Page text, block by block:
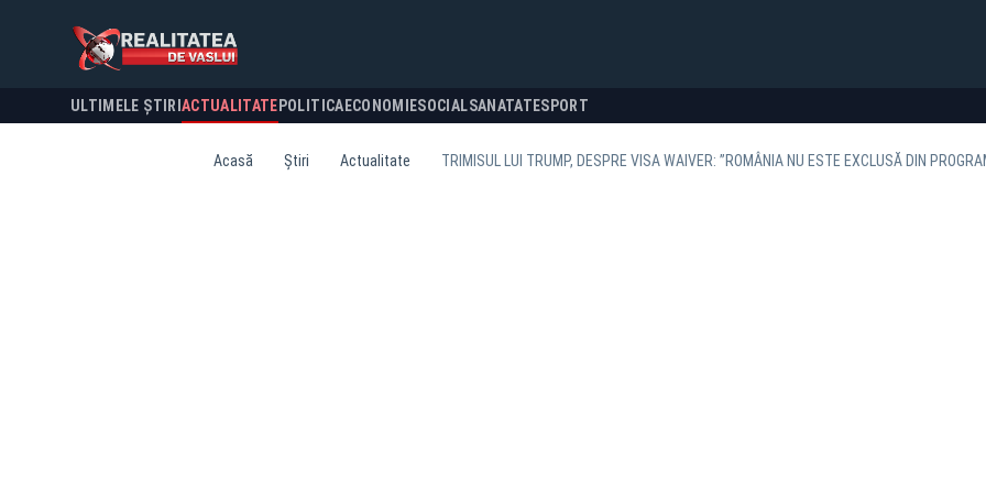
ULTIMELE ȘTIRI ACTUALITATE POLITICA ECONOMIESOCIALSANATATESPORT
Acasă Știri Actualitate TRIMISUL LUI TRUMP, DESPRE VISA WAIVER: ”ROMÂNIA NU ESTE EXCLUSĂ DIN